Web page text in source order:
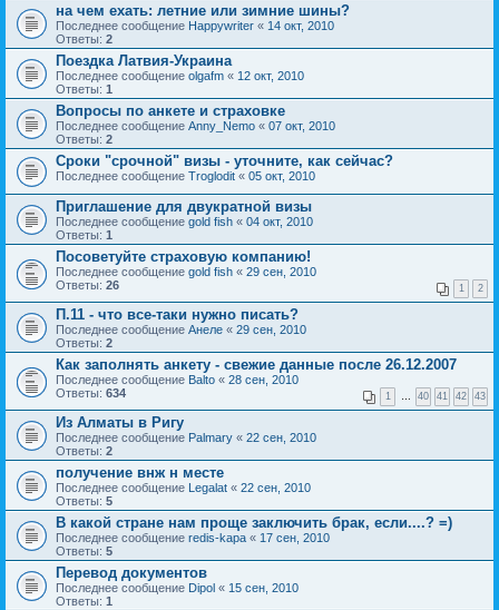
на чем ехать: летние или зимние шины?
Последнее сообщение Happywriter « 14 окт, 2010
Ответы: 2
Поездка Латвия-Украина
Последнее сообщение olgafm « 12 окт, 2010
Ответы: 1
Вопросы по анкете и страховке
Последнее сообщение Anny_Nemo « 07 окт, 2010
Ответы: 2
Сроки "срочной" визы - уточните, как сейчас?
Последнее сообщение Troglodit « 05 окт, 2010
Приглашение для двукратной визы
Последнее сообщение gold fish « 04 окт, 2010
Ответы: 1
Посоветуйте страховую компанию!
Последнее сообщение gold fish « 29 сен, 2010
Ответы: 26 1 2
П.11 - что все-таки нужно писать?
Последнее сообщение Анеле « 29 сен, 2010
Ответы: 2
Как заполнять анкету - свежие данные после 26.12.2007
Последнее сообщение Balto « 28 сен, 2010
Ответы: 634 1 … 40 41 42 43
Из Алматы в Ригу
Последнее сообщение Palmary « 22 сен, 2010
Ответы: 2
получение внж н месте
Последнее сообщение Legalat « 22 сен, 2010
Ответы: 5
В какой стране нам проще заключить брак, если....? =)
Последнее сообщение redis-kapa « 17 сен, 2010
Ответы: 5
Перевод документов
Последнее сообщение Dipol « 15 сен, 2010
Ответы: 1